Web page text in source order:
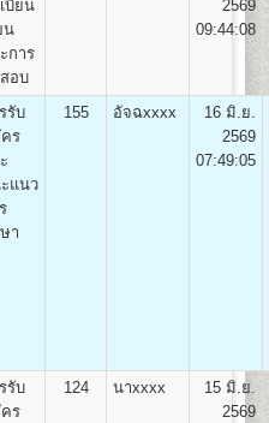
วง 2 ปีแรก และเรียน
ารศึกษาระดับปริญญาตรี
4 ปี
ณฑิต (ทศ.บ.) Doctor of
าวิชาทัศนมาตรศาสตร์
บัณฑิต สาขาวิชา
2,550
100 500
2,650
2,700
100 500 100
2,950
บียน
น
การ
อบ
2569
09:44:08
รับ
ร
แนว
า
155 อัจฉxxxx
16 มิ.ย.
2569
07:49:05
รับ
ร
124 นาxxxx
15 มิ.ย.
2569